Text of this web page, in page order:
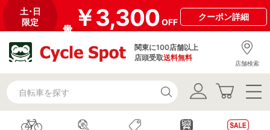
土･日
限定
￥3,300OFF
クーポン詳細
関東に100店舗以上
店頭受取送料無料
店舗検索